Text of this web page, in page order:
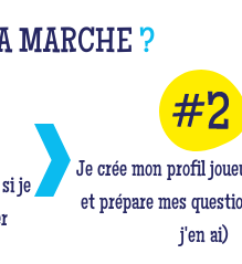
MARCHE ?
je
Je crée mon profil
et prépare mes
j'en ai)